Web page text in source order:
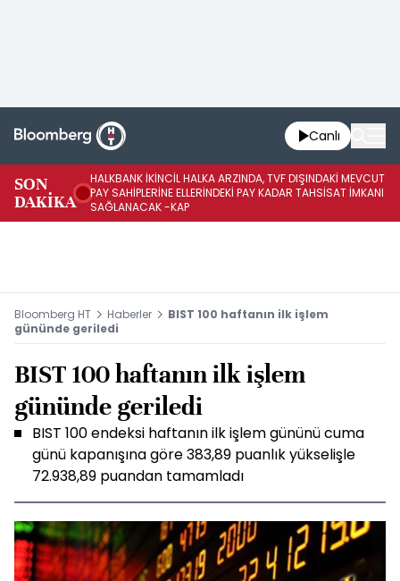
Canlı
SON
DAKİKA
HALKBANK İKİNCİL HALKA ARZINDA, TVF DIŞINDAKİ MEVCUT
PAY SAHİPLERİNE ELLERİNDEKİ PAY KADAR TAHSİSAT İMKANI
SAĞLANACAK -KAP
Bloomberg HT Haberler
BIST 100 haftanın ilk işlem
gününde geriledi
BIST 100 haftanın ilk işlem
gününde geriledi
BIST 100 endeksi haftanın ilk işlem gününü cuma
günü kapanışına göre 383,89 puanlık yükselişle
72.938,89 puandan tamamladı